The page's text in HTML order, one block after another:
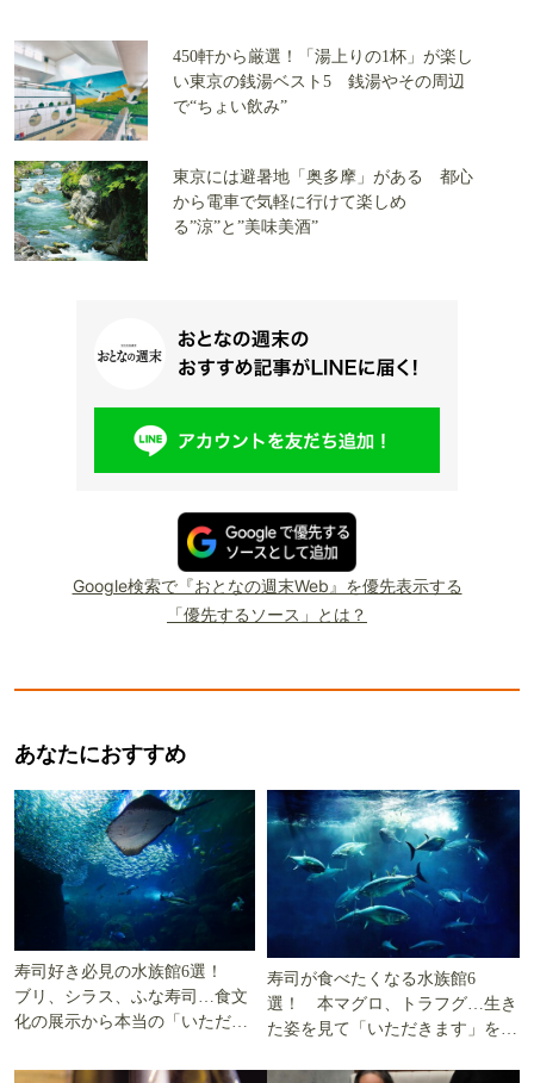
450軒から厳選！「湯上りの1杯」が楽し
い東京の銭湯ベスト5 銭湯やその周辺
で“ちょい飲み”
東京には避暑地「奥多摩」がある 都心
から電車で気軽に行けて楽しめ
る”涼”と”美味美酒”
Google検索で『おとなの週末Web』を優先表示する
「優先するソース」とは？
あなたにおすすめ
寿司好き必見の水族館6選！
ブリ、シラス、ふな寿司…食文
化の展示から本当の「いただき
寿司が食べたくなる水族館6
選！ 本マグロ、トラフグ…生き
た姿を見て「いただきます」を考